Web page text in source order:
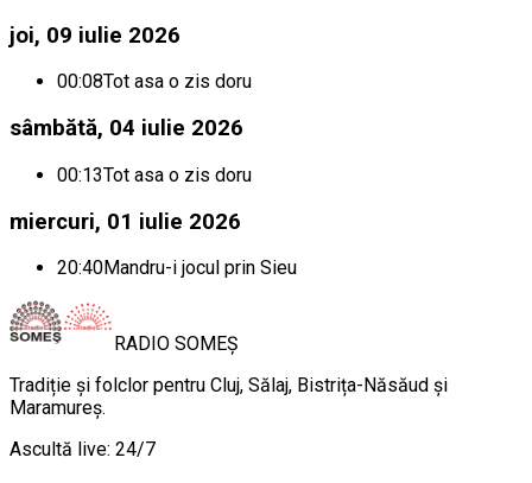
joi, 09 iulie 2026
00:08Tot asa o zis doru
sâmbătă, 04 iulie 2026
00:13Tot asa o zis doru
miercuri, 01 iulie 2026
20:40Mandru-i jocul prin Sieu
RADIO SOMEȘ
Tradiție și folclor pentru Cluj, Sălaj, Bistrița-Năsăud și
Maramureș.
Ascultă live: 24/7